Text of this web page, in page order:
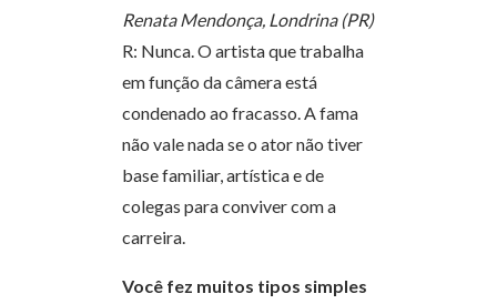
Renata Mendonça, Londrina (PR)
R: Nunca. O artista que trabalha
em função da câmera está
condenado ao fracasso. A fama
não vale nada se o ator não tiver
base familiar, artística e de
colegas para conviver com a
carreira.
Você fez muitos tipos simples